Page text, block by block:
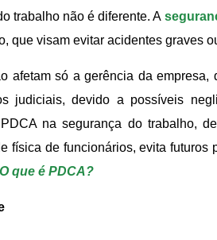
trabalho não é diferente. A
que visam evitar acidentes graves
afetam só a gerência da
judiciais, devido a possíveis
na segurança do trabalho,
física de funcionários, evita futuros
O que é PDCA?